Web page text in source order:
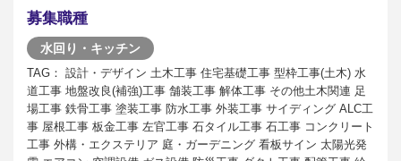
募集職種
水回り・キッチン
TAG： 設計・デザイン 土木工事 住宅基礎工事 型枠工事(土木) 水
道工事 地盤改良(補強)工事 舗装工事 解体工事 その他土木関連 足
場工事 鉄骨工事 塗装工事 防水工事 外装工事 サイディング ALC工
事 屋根工事 板金工事 左官工事 石タイル工事 石工事 コンクリート
工事 外構・エクステリア 庭・ガーデニング 看板サイン 太陽光発